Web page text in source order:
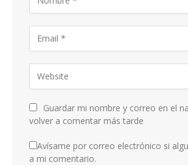
Guardar mi nombre y correo en el
volver a comentar más tarde
Avísame por correo electrónico si
a mi comentario.